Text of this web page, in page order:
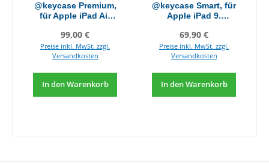
@keycase Premium,
für Apple iPad Air
Regulärer Preis:
99,00 €
Preise inkl. MwSt. zzgl.
Versandkosten
In den Warenkorb
@keycase Smart, für
Apple iPad 9.
Regulärer Preis:
69,90 €
Preise inkl. MwSt. zzgl.
Versandkosten
In den Warenkorb